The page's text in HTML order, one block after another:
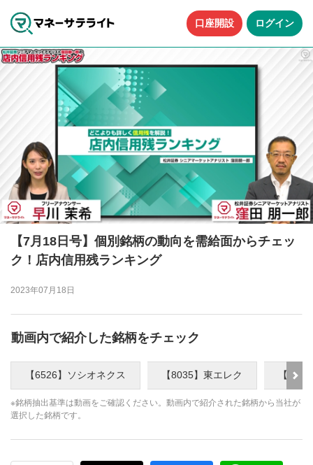
口座開設 ログイン
【7月18日号】個別銘柄の動向を需給面からチェッ
ク！店内信用残ランキング
2023年07月18日
動画内で紹介した銘柄をチェック
【6526】ソシオネクス 【8035】東エレク 【
※銘柄抽出基準は動画をご確認ください。動画内で紹介された銘柄から当社が
選択した銘柄です。